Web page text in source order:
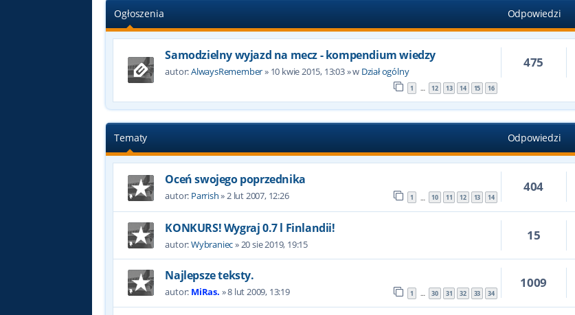
Ogłoszenia Odpowiedzi
Samodzielny wyjazd na mecz - kompendium wiedzy
autor:AlwaysRemember» 10 kwie 2015, 13:03» w Dział ogólny
1 … 12 13 14 15 16
475
Tematy Odpowiedzi
Oceń swojego poprzednika
autor: Parrish»2 lut 2007, 12:26 1 … 10 11 12 13 14
404
KONKURS! Wygraj 0.7 l Finlandii!
autor:Wybraniec»20 sie 2019, 19:15
15
Najlepsze teksty.
autor: MiRas. »8 lut 2009, 13:19 1 … 30 31 32 33 34
1009